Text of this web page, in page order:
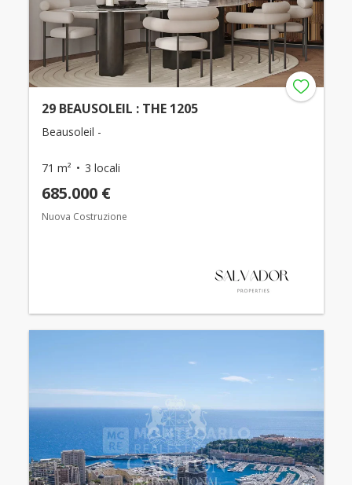
29 BEAUSOLEIL : THE 1205
Beausoleil -
71 m² 3 locali
685.000 €
Nuova Costruzione